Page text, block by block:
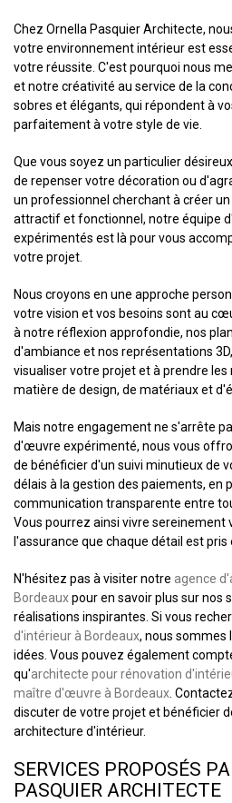
Chez Ornella Pasquier Architecte,
votre environnement intérieur est
votre réussite. C'est pourquoi nous
et notre créativité au service de la
sobres et élégants, qui répondent à
parfaitement à votre style de vie.
Que vous soyez un particulier
de repenser votre décoration ou
un professionnel cherchant à créer
attractif et fonctionnel, notre équipe
expérimentés est là pour vous
votre projet.
Nous croyons en une approche
votre vision et vos besoins sont au
à notre réflexion approfondie, nos
d'ambiance et nos représentations
visualiser votre projet et à prendre les
matière de design, de matériaux et
Mais notre engagement ne s'arrête
d'œuvre expérimenté, nous vous
de bénéficier d'un suivi minutieux de
délais à la gestion des paiements, en
communication transparente entre
Vous pourrez ainsi vivre
l'assurance que chaque détail est pris
N'hésitez pas à visiter notre agence
Bordeauxpour en savoir plus sur nos
réalisations inspirantes. Si vous
d'intérieur à Bordeaux, nous sommes
idées. Vous pouvez également
qu'architecte pour rénovation
maître d'œuvre à Bordeaux .
discuter de votre projet et bénéficier
architecture d'intérieur.
SERVICES PROPOSÉS
PASQUIER ARCHITECTE